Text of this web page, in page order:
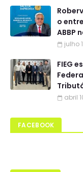
o
ABBP
julho
FIEG
abril
FACEBOOK